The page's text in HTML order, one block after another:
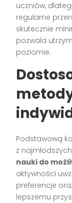
uczniów,
regularne
skutecznie
pozwala
poziomie.
Podstawową
z
nauki do
aktywności
preferencje
lepszemu